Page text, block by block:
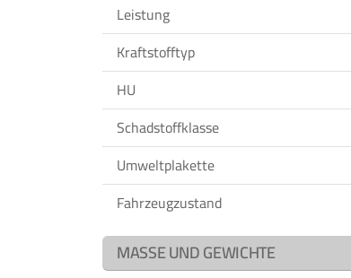
Leistung
Kraftstofftyp
HU
Schadstoffklasse
Umweltplakette
Fahrzeugzustand
MASSE UND GEWICHTE